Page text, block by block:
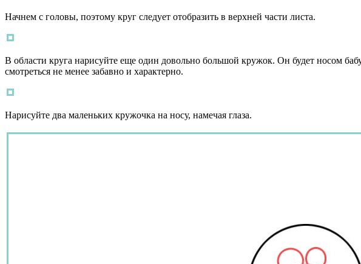
Начнем с головы, поэтому круг следует отобразить в верхней части листа.
В области круга нарисуйте еще один довольно большой кружок. Он будет носом
смотреться не менее забавно и характерно.
Нарисуйте два маленьких кружочка на носу, намечая глаза.